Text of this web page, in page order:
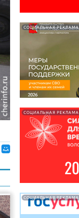
СОЦИАЛЬНАЯ РЕКЛАМА
СОЦИАЛЬНАЯ РЕКЛАМА
СОЦИАЛЬНАЯ РЕКЛАМА